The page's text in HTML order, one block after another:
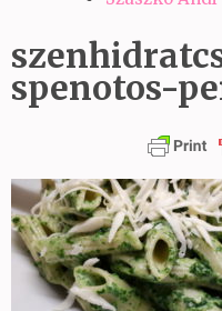
spenotos-